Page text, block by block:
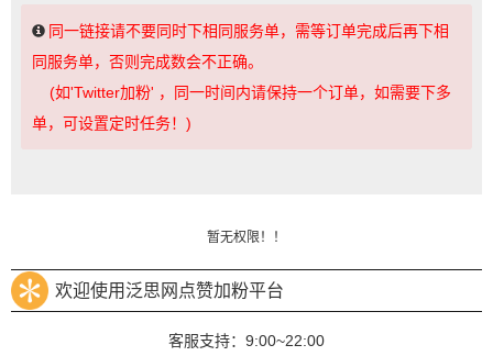
同一链接请不要同时下相同服务单，需等订单完成后再下相
同服务单，否则完成数会不正确。
(如'Twitter加粉' ，同一时间内请保持一个订单，如需要下多
单，可设置定时任务！)
暂无权限！！
欢迎使用泛思网点赞加粉平台
客服支持：9:00~22:00